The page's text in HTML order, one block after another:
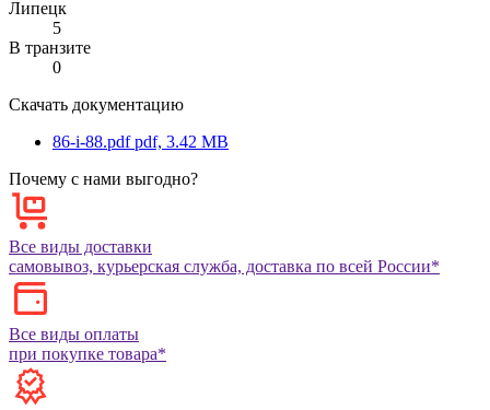
Липецк
5
В транзите
0
Скачать документацию
86-i-88.pdf pdf, 3.42 MB
Почему с нами выгодно?
Все виды доставки
самовывоз, курьерская служба, доставка по всей России*
Все виды оплаты
при покупке товара*